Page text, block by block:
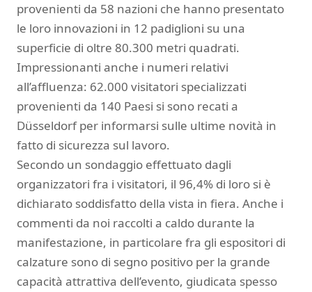
provenienti da 58 nazioni che hanno presentato
le loro innovazioni in 12 padiglioni su una
superficie di oltre 80.300 metri quadrati.
Impressionanti anche i numeri relativi
all’affluenza: 62.000 visitatori specializzati
provenienti da 140 Paesi si sono recati a
Düsseldorf per informarsi sulle ultime novità in
fatto di sicurezza sul lavoro.
Secondo un sondaggio effettuato dagli
organizzatori fra i visitatori, il 96,4% di loro si è
dichiarato soddisfatto della vista in fiera. Anche i
commenti da noi raccolti a caldo durante la
manifestazione, in particolare fra gli espositori di
calzature sono di segno positivo per la grande
capacità attrattiva dell’evento, giudicata spesso